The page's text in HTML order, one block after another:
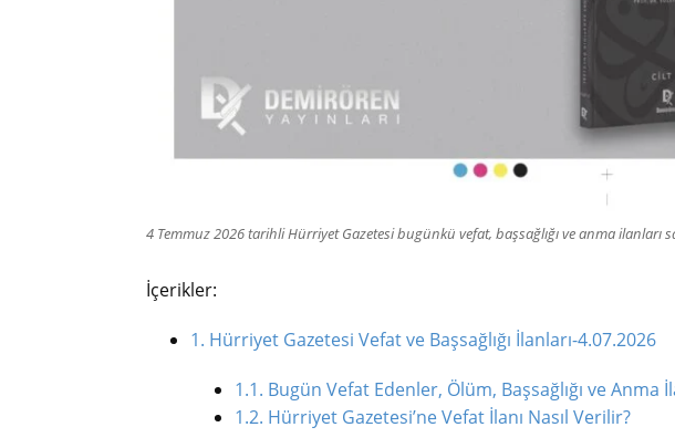
4 Temmuz 2026 tarihli Hürriyet Gazetesi bugünkü vefat, başsağlığı ve anma ilanları
İçerikler:
1. Hürriyet Gazetesi Vefat ve Başsağlığı İlanları-4.07.2026
1.1. Bugün Vefat Edenler, Ölüm, Başsağlığı ve Anma
1.2. Hürriyet Gazetesi’ne Vefat İlanı Nasıl Verilir?